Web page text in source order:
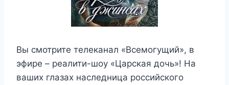
Вы смотрите телеканал «Всемогущий», в
эфире – реалити-шоу «Царская дочь»! На
ваших глазах наследница российского